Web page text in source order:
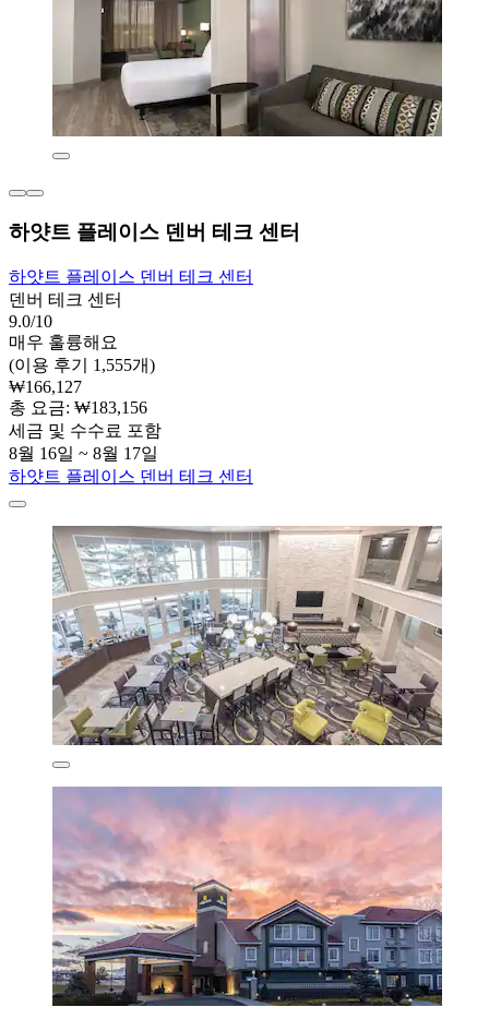
하얏트 플레이스 덴버 테크 센터
하얏트 플레이스 덴버 테크 센터
덴버 테크 센터
9.0/10
매우 훌륭해요
(이용 후기 1,555개)
₩166,127
총 요금: ₩183,156
세금 및 수수료 포함
8월 16일 ~ 8월 17일
하얏트 플레이스 덴버 테크 센터